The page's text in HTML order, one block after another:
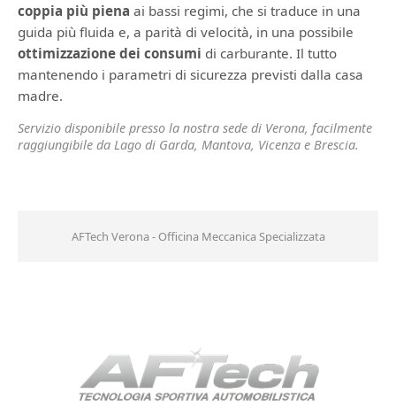
coppia più piena ai bassi regimi, che si traduce in una
guida più fluida e, a parità di velocità, in una possibile
ottimizzazione dei consumi di carburante. Il tutto
mantenendo i parametri di sicurezza previsti dalla casa
madre.
Servizio disponibile presso la nostra sede di Verona, facilmente
raggiungibile da Lago di Garda, Mantova, Vicenza e Brescia.
AFTech Verona - Officina Meccanica Specializzata